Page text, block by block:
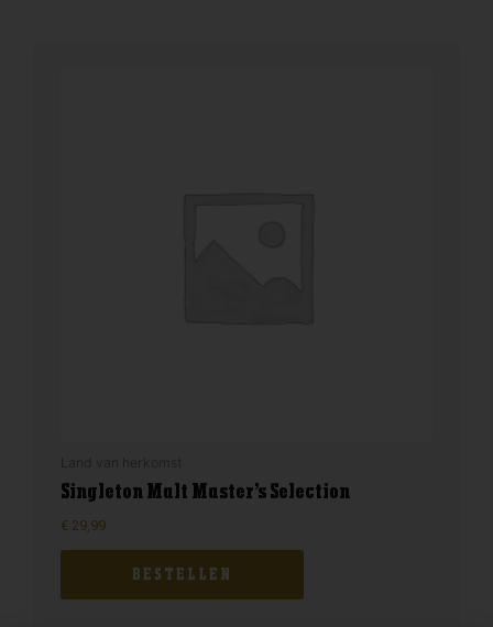
Singleton Malt Master’s Selection
€ 29,99
BESTELLEN